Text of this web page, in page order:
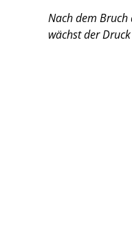
Nach dem Bruch
wächst der